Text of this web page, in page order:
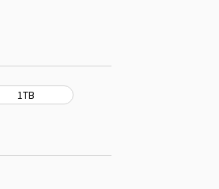
1TB